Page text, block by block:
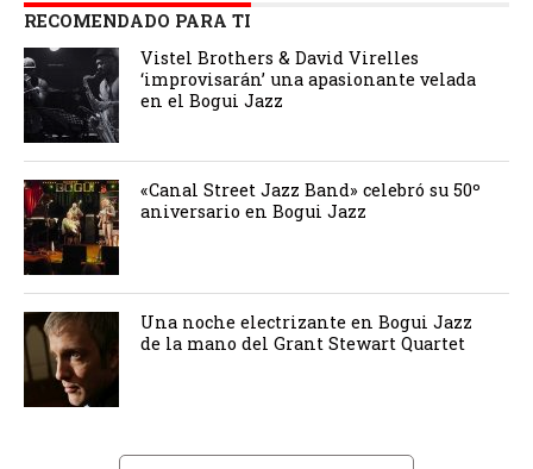
RECOMENDADO PARA TI
Vistel Brothers & David Virelles
‘improvisarán’ una apasionante velada
en el Bogui Jazz
«Canal Street Jazz Band» celebró su 50º
aniversario en Bogui Jazz
Una noche electrizante en Bogui Jazz
de la mano del Grant Stewart Quartet